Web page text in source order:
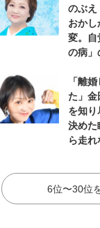
のぶえ
おかし
変。自
の病」
「離
た」金
を知り
決めた
ら走れ
6位〜30位